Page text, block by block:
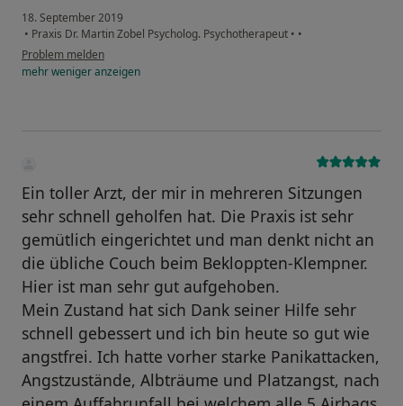
18. September 2019
• Praxis Dr. Martin Zobel Psycholog. Psychotherapeut • •
Problem melden
mehrwenigeranzeigen
Ein toller Arzt, der mir in mehreren Sitzungen
sehr schnell geholfen hat. Die Praxis ist sehr
gemütlich eingerichtet und man denkt nicht an
die übliche Couch beim Bekloppten-Klempner.
Hier ist man sehr gut aufgehoben.
Mein Zustand hat sich Dank seiner Hilfe sehr
schnell gebessert und ich bin heute so gut wie
angstfrei. Ich hatte vorher starke Panikattacken,
Angstzustände, Albträume und Platzangst, nach